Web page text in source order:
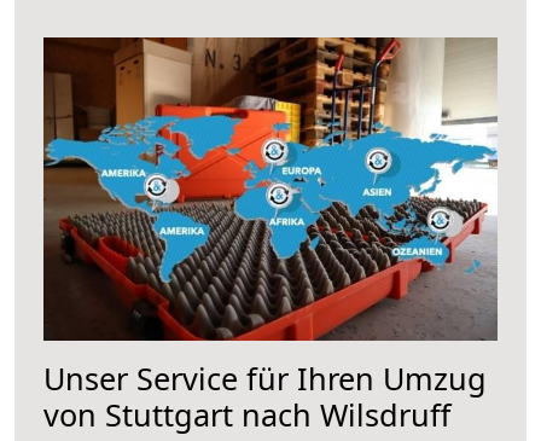
Unser Service für Ihren Umzug
von Stuttgart nach Wilsdruff